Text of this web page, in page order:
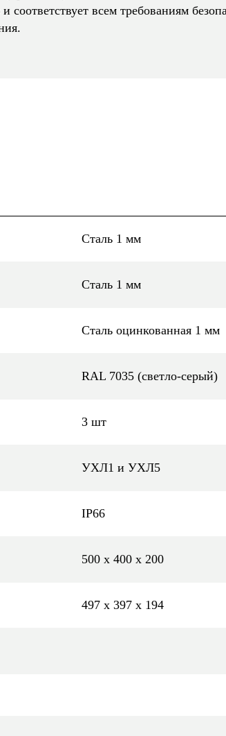
всем требованиям
Сталь 1 мм
Сталь 1 мм
Сталь оцинкованная 1 мм
RAL 7035 (светло-серый)
3 шт
УХЛ1 и УХЛ5
IP66
500 х 400 х 200
497 х 397 х 194